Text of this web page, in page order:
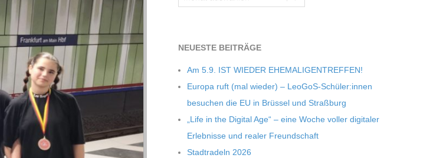
NEU­ESTE BEITRÄGE
Am 5.9. IST WIEDER EHEMALIGENTREFFEN!
Europa ruft (mal wie­der) – LeoGoS-Schüler:innen
besu­chen die EU in Brüs­sel und Straßburg
„Life in the Digi­tal Age“ – eine Woche vol­ler digi­ta­ler
Erleb­nisse und rea­ler Freundschaft
Stadt­ra­deln 2026